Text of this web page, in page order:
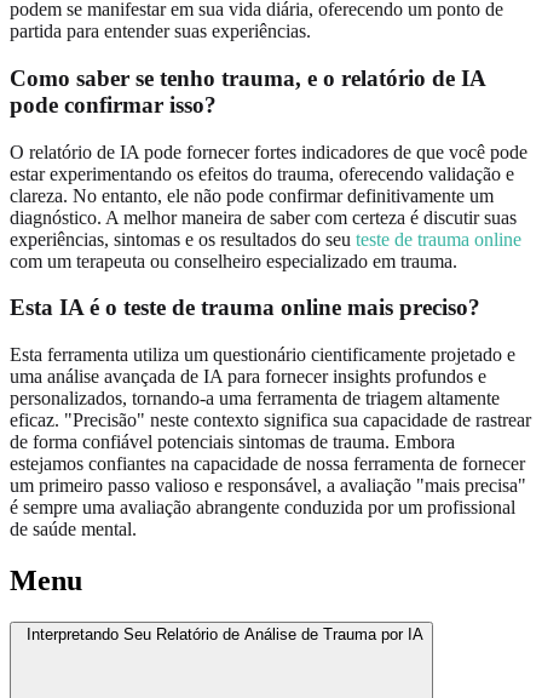
podem se manifestar em sua vida diária, oferecendo um ponto de
partida para entender suas experiências.
Como saber se tenho trauma, e o relatório de IA
pode confirmar isso?
O relatório de IA pode fornecer fortes indicadores de que você pode
estar experimentando os efeitos do trauma, oferecendo validação e
clareza. No entanto, ele não pode confirmar definitivamente um
diagnóstico. A melhor maneira de saber com certeza é discutir suas
experiências, sintomas e os resultados do seu teste de trauma online
com um terapeuta ou conselheiro especializado em trauma.
Esta IA é o teste de trauma online mais preciso?
Esta ferramenta utiliza um questionário cientificamente projetado e
uma análise avançada de IA para fornecer insights profundos e
personalizados, tornando-a uma ferramenta de triagem altamente
eficaz. "Precisão" neste contexto significa sua capacidade de rastrear
de forma confiável potenciais sintomas de trauma. Embora
estejamos confiantes na capacidade de nossa ferramenta de fornecer
um primeiro passo valioso e responsável, a avaliação "mais precisa"
é sempre uma avaliação abrangente conduzida por um profissional
de saúde mental.
Menu
Interpretando Seu Relatório de Análise de Trauma por IA